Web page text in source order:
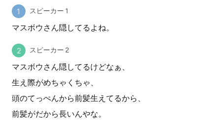
スピーカー 1
マスボウさん隠してるよね。
スピーカー 2
マスボウさん隠してるけどなぁ、
生え際がめちゃくちゃ、
頭のてっぺんから前髪生えてるから、
前髪がだから長いんやな。